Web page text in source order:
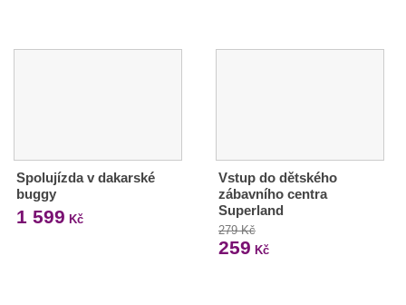
Spolujízda v dakarské
buggy
1 599 Kč
Vstup do dětského
zábavního centra
Superland
279 Kč
259 Kč